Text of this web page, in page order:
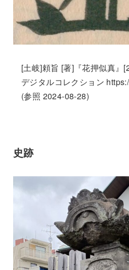
[土岐]頼旨 [著]『花押似真
デジタルコレクション
(参照 2024-08-28)
史跡